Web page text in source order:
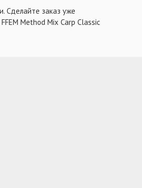
Сделайте заказ уже
Method Mix Carp Classic